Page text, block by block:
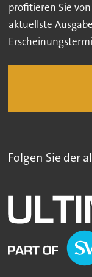
profitieren Sie
aktuellste
Folgen Sie der